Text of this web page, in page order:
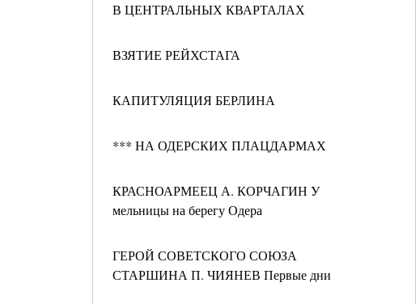
В ЦЕНТРАЛЬНЫХ КВАРТАЛАХ
ВЗЯТИЕ РЕЙХСТАГА
КАПИТУЛЯЦИЯ БЕРЛИНА
*** НА ОДЕРСКИХ ПЛАЦДАРМАХ
КРАСНОАРМЕЕЦ А. КОРЧАГИН У
мельницы на берегу Одера
ГЕРОЙ СОВЕТСКОГО СОЮЗА
СТАРШИНА П. ЧИЯНЕВ Первые дни